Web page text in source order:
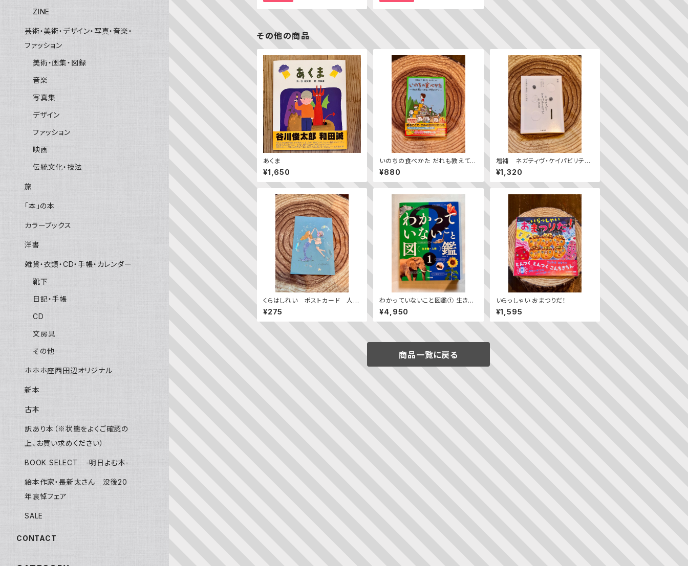
その他の商品
あくま
¥1,650
いのちの食べかた だれも教えてく
れない、世界のヒミツ
¥880
増補 ネガティヴ・ケイパビリティ
で生きる ——答えを急がず立ち止
まる力
¥1,320
くらはしれい ポストカード 人魚
とダンス
¥275
わかっていないこと図鑑① 生き
物・人体
¥4,950
いらっしゃい おまつりだ！
¥1,595
商品一覧に戻る
ZINE
芸術・美術・デザイン・写真・音楽・
ファッション
美術・画集・図録
音楽
写真集
デザイン
ファッション
映画
伝統文化・技法
旅
「本」の本
カラーブックス
洋書
雑貨・衣類・CD・手帳・カレンダー
靴下
日記・手帳
CD
文房具
その他
ホホホ座西田辺オリジナル
新本
古本
訳あり本（※状態をよくご確認の
上、お買い求めください）
BOOK SELECT -明日よむ本-
絵本作家・長新太さん 没後20
年哀悼フェア
SALE
CONTACT